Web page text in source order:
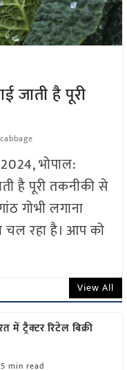
जाती है पूरी
भोपाल:
है पूरी तकनीकी से
गोभी लगाना
रहा है। आप को
View All
ट्रैक्टर रिटेल बिक्री
5 min read